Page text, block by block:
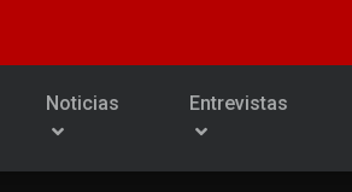
Noticias Entrevistas